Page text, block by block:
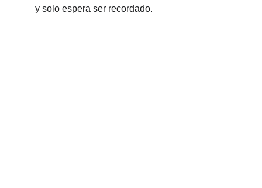
y solo espera ser recordado.